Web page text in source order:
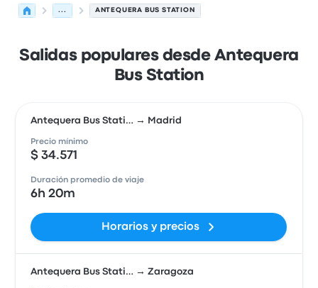
... ANTEQUERA BUS STATION
Salidas populares desde Antequera
Bus Station
Antequera Bus Stati… → Madrid
Precio mínimo
$ 34.571
Duración promedio de viaje
6h 20m
Horarios y precios
Antequera Bus Stati… → Zaragoza